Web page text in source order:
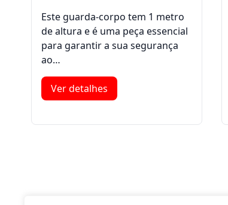
Este guarda-corpo tem 1 metro
de altura e é uma peça essencial
para garantir a sua segurança
ao…
Ver detalhes